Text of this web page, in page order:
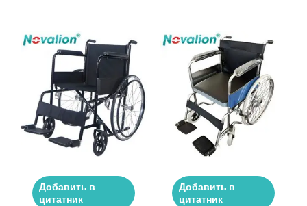
Добавить в
цитатник
Добавить в
цитатник